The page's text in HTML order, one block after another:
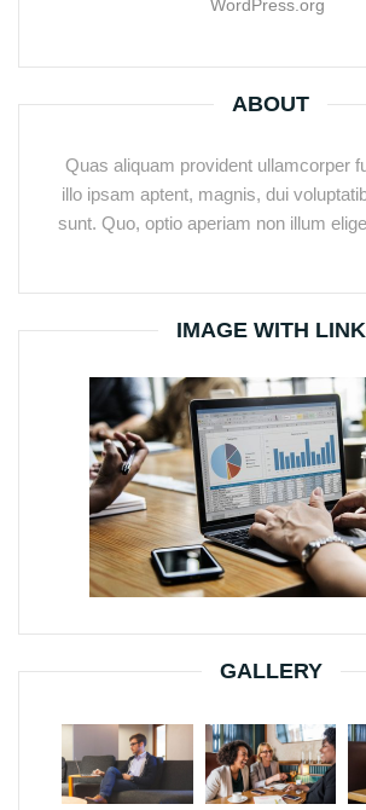
WordPress.org
ABOUT
Quas aliquam provident ullamcorper
illo ipsam aptent, magnis, dui
sunt. Quo, optio aperiam non illum
IMAGE WITH LINK
GALLERY